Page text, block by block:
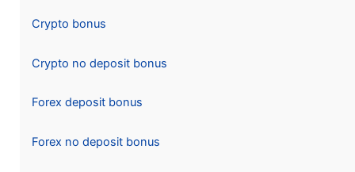
Crypto bonus
Crypto no deposit bonus
Forex deposit bonus
Forex no deposit bonus